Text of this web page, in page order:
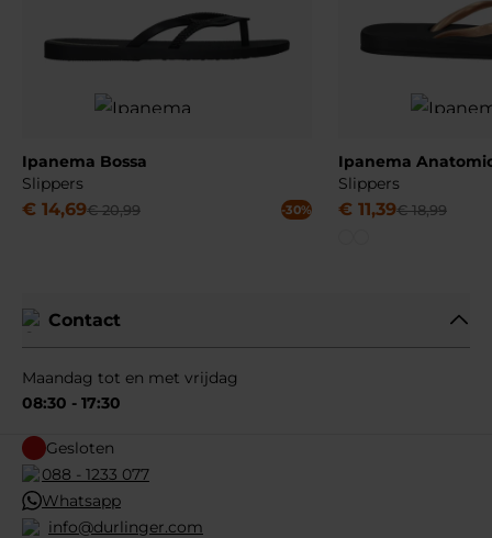
Ipanema Bossa
Slippers
€ 14,69€ 20,99 -30%
Ipanema
Slippers
€ 11,39€ 18,99
Contact
Maandag tot en met vrijdag
08:30 - 17:30
Gesloten
088 - 1233 077
Whatsapp
info@durlinger.com